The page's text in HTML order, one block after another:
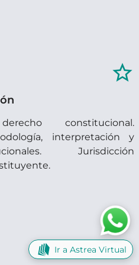
star_border
constitucional.
interpretación y
Jurisdicción
Ir a Astrea Virtual